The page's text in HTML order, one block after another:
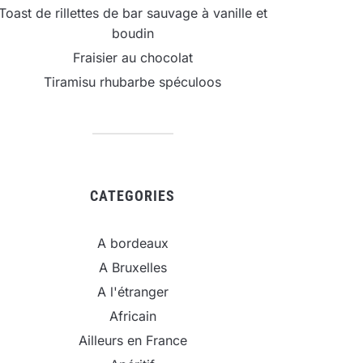
de rillettes de bar sauvage à vanille et
boudin
Fraisier au chocolat
Tiramisu rhubarbe spéculoos
CATEGORIES
A bordeaux
A Bruxelles
A l'étranger
Africain
Ailleurs en France